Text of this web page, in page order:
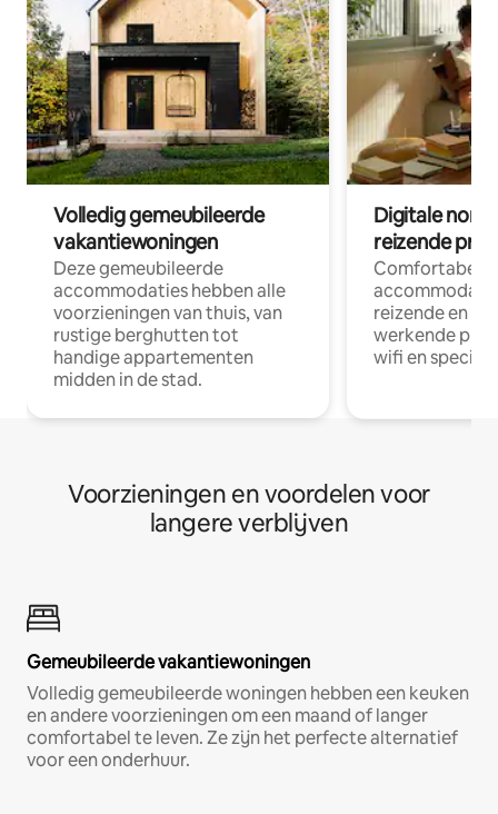
Volledig gemeubileerde
vakantiewoningen
Deze gemeubileerde
accommodaties hebben alle
voorzieningen van thuis, van
rustige berghutten tot
handige appartementen
midden in de stad.
Digitale
reizende
Comfortabele
reizende en
werkende
wifi en
Voorzieningen en voordelen voor
langere verblijven
Gemeubileerde vakantiewoningen
Volledig gemeubileerde woningen hebben een keuken
en andere voorzieningen om een maand of langer
comfortabel te leven. Ze zijn het perfecte alternatief
voor een onderhuur.